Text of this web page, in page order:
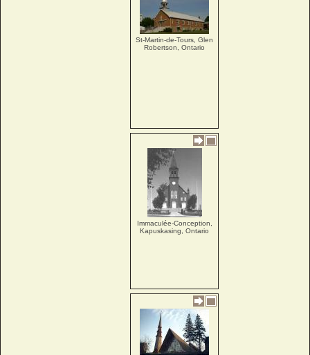
St-Martin-de-Tours, Glen
Robertson, Ontario
Immaculée-Conception,
Kapuskasing, Ontario